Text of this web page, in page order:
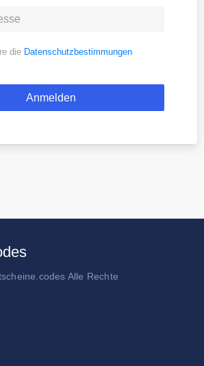
die Datenschutzbestimmungen
Alle Rechte